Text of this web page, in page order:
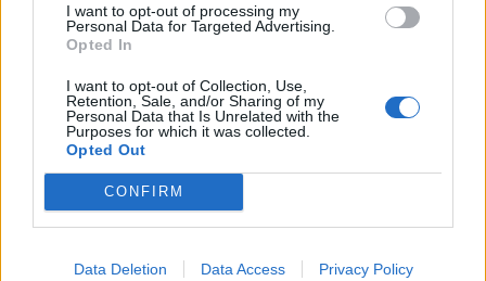
I want to opt-out of processing my
Personal Data for Targeted Advertising.
Opted In
I want to opt-out of Collection, Use,
Retention, Sale, and/or Sharing of my
Personal Data that Is Unrelated with the
Purposes for which it was collected.
Opted Out
CONFIRM
Data Deletion Data Access Privacy Policy
Categorías